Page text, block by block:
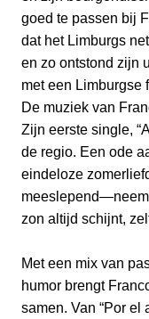
goed te passen bij
dat het Limburgs
en zo ontstond zijn
met een Limburgse
De muziek van
Zijn eerste single,
de regio. Een ode
eindeloze
zon altijd schijnt,
Met een mix van
humor brengt
samen. Van “Por el